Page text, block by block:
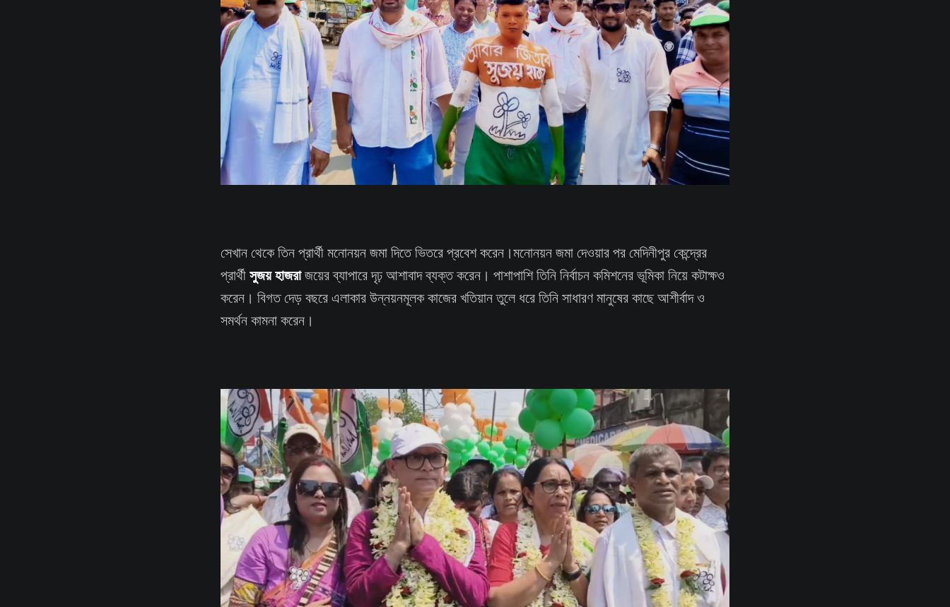
সেখান থেকে তিন প্রার্থী মনোনয়ন জমা দিতে ভিতরে প্রবেশ করেন।মনোনয়ন জমা দেওয়ার পর মেদিনীপুর কেন্দ্রের
প্রার্থীসুজয় হাজরাজয়ের ব্যাপারে দৃঢ় আশাবাদ ব্যক্ত করেন। পাশাপাশি তিনি নির্বাচন কমিশনের ভূমিকা নিয়ে কটাক্ষও
করেন। বিগত দেড় বছরে এলাকার উন্নয়নমূলক কাজের খতিয়ান তুলে ধরে তিনি সাধারণ মানুষের কাছে আশীর্বাদ ও
সমর্থন কামনা করেন।